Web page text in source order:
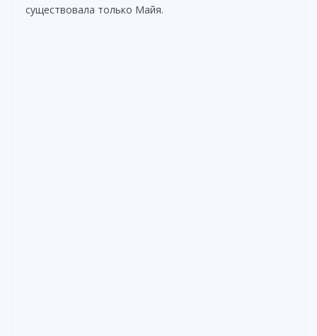
существовала только Майя.